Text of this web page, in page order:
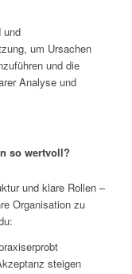
und
um Ursachen
und die
Analyse und
so wertvoll?
und klare Rollen –
Organisation zu
steigen